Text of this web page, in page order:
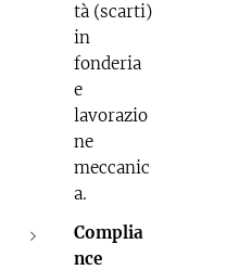
tà (scarti)
in
fonderia
e
lavorazio
ne
meccanic
a.
Complia
nce